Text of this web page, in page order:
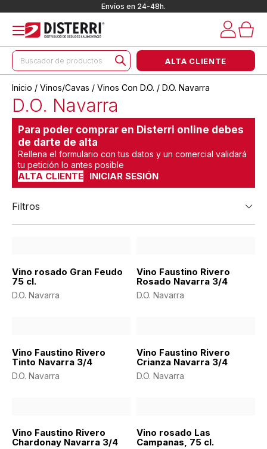
Envíos en 24-48h.
Búsqueda
de
productos
ALTA CLIENTE
Inicio / Vinos/Cavas / Vinos Con D.O. / D.O. Navarra
D.O. Navarra
Para poder comprar en Disterri online debes
de darte de alta
Rellena el formulario con tus datos y un comercial validará
tu petición lo antes posible
ALTA CLIENTE INICIAR SESIÓN
Filtros
Vino rosado Gran Feudo
75 cl.
D.O. Navarra
Vino Faustino Rivero
Rosado Navarra 3/4
D.O. Navarra
Vino Faustino Rivero
Tinto Navarra 3/4
D.O. Navarra
Vino Faustino Rivero
Crianza Navarra 3/4
D.O. Navarra
Vino Faustino Rivero
Chardonay Navarra 3/4
Vino rosado Las
Campanas, 75 cl.